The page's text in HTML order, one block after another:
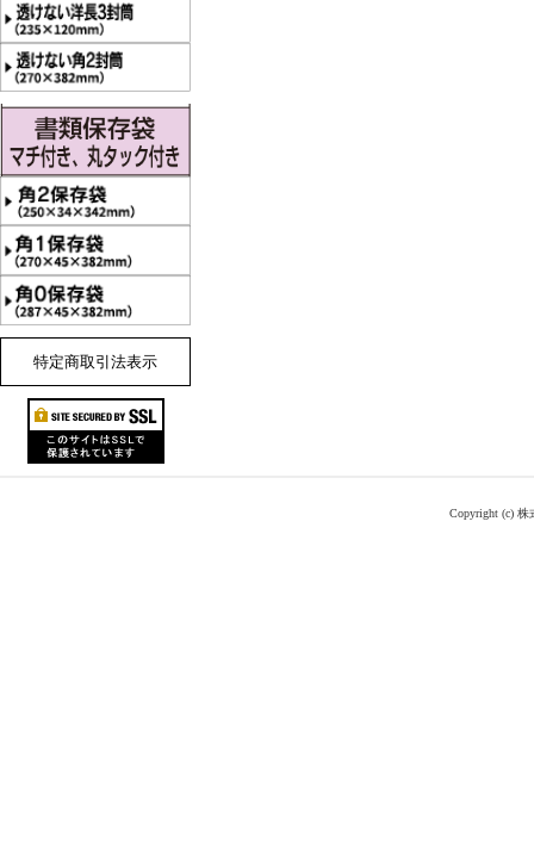
特定商取引法表示
Copyright (c)